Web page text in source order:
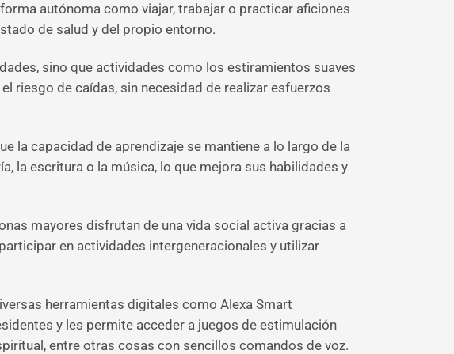
autónoma como viajar, trabajar o practicar aficiones
de salud y del propio entorno.
sino que actividades como los estiramientos suaves
riesgo de caídas, sin necesidad de realizar esfuerzos
la capacidad de aprendizaje se mantiene a lo largo de la
la escritura o la música, lo que mejora sus habilidades y
mayores disfrutan de una vida social activa gracias a
en actividades intergeneracionales y utilizar
herramientas digitales como Alexa Smart
y les permite acceder a juegos de estimulación
entre otras cosas con sencillos comandos de voz.